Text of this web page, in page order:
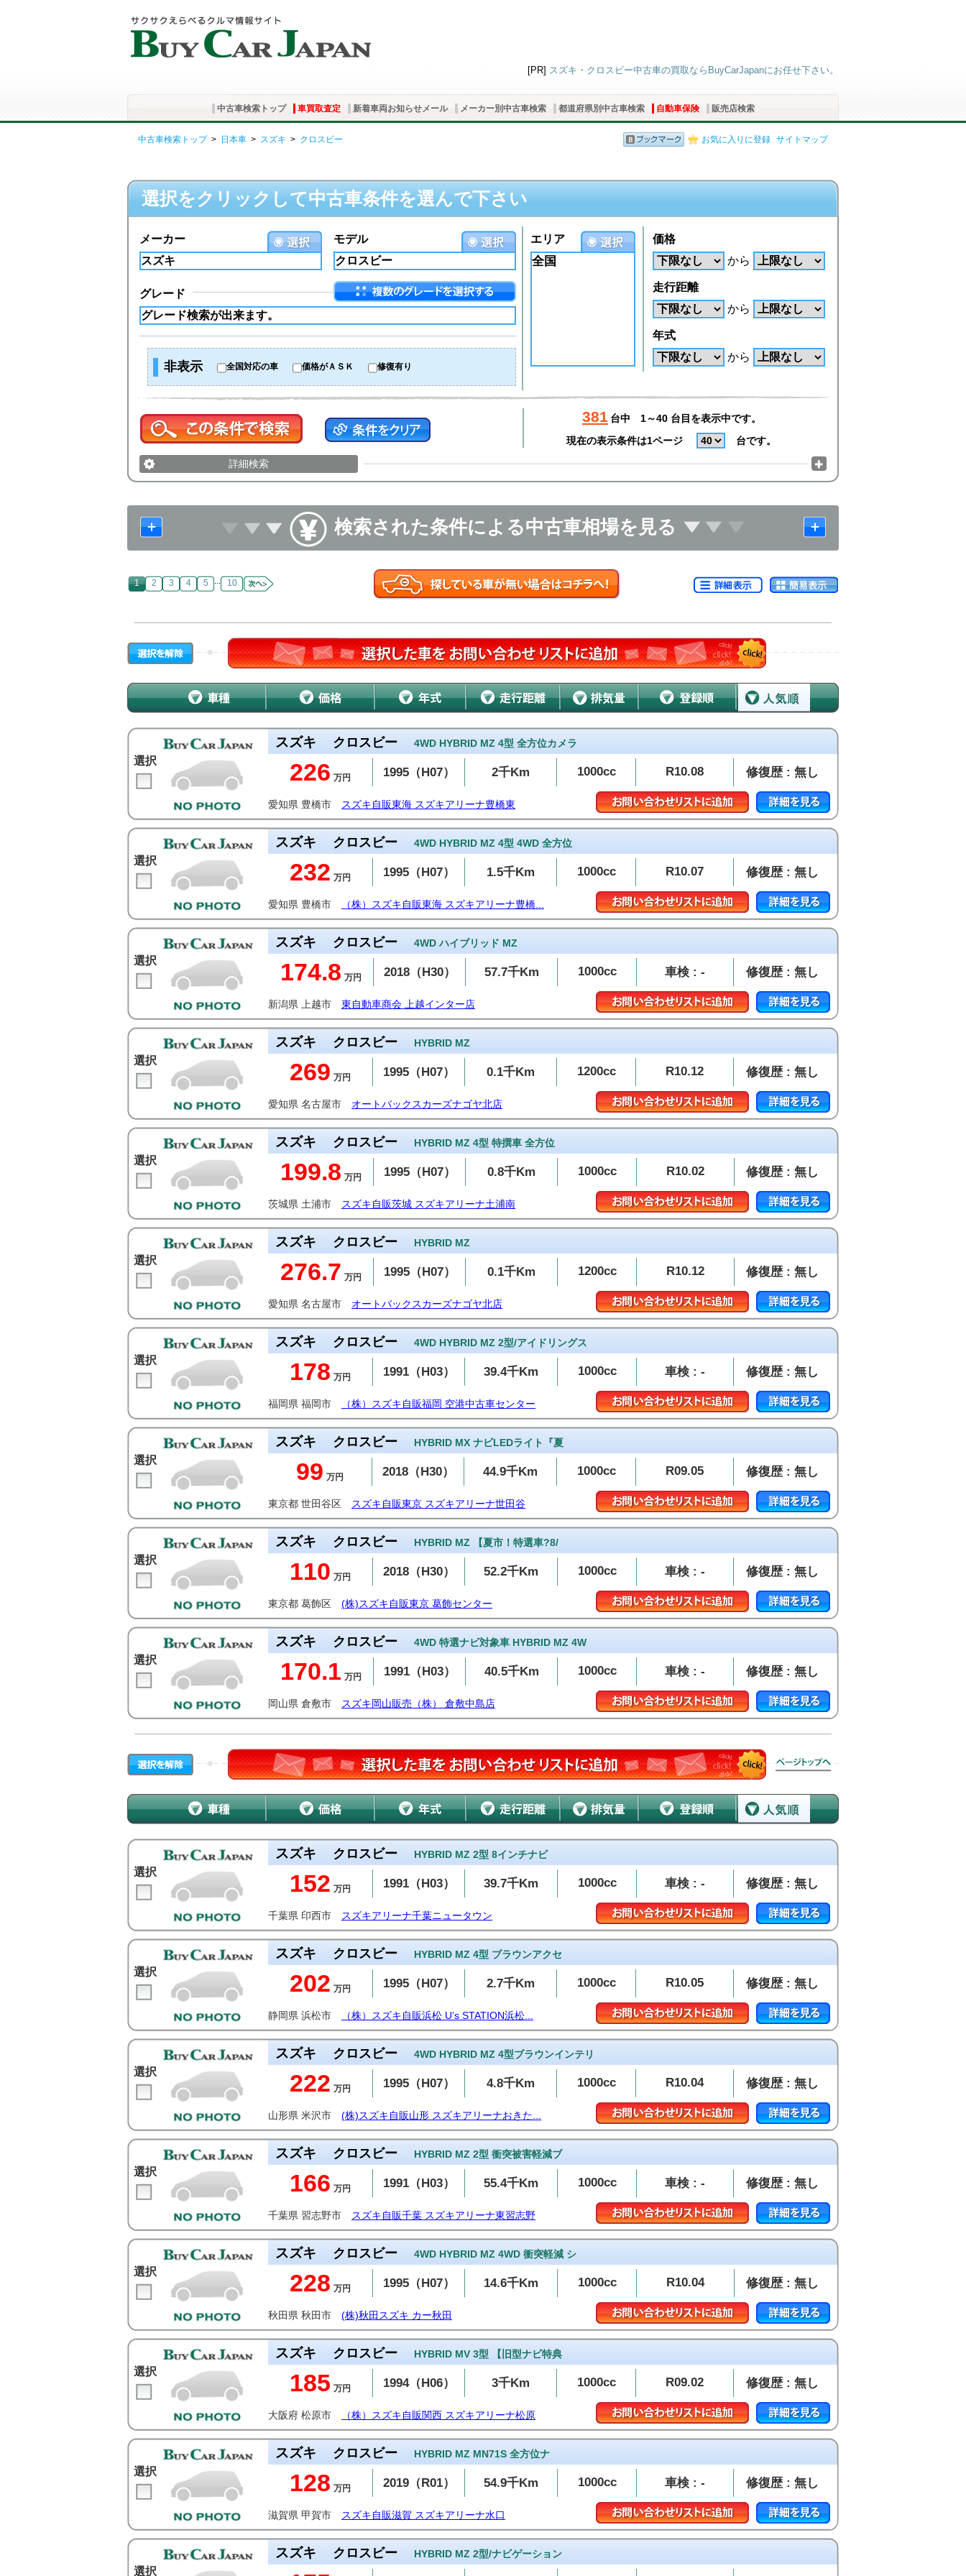
[PR] スズキ・クロスビー中古車の買取ならBuyCarJapanにお任せ下さい。
中古車検索トップ 車買取査定 新着車両お知らせメール メーカー別中古車検索 都道府県別中古車検索 自動車保険 販売店検索
お気に入りに登録 サイトマップ
中古車検索トップ> 日本車 > スズキ > クロスビー
選択をクリックして中古車条件を選んで下さい
モデル
メーカー
グレード
非表示 全国対応の車 価格がＡＳＫ 修復有り
エリア
全国
価格
から
走行距離
から
年式
から
381 台中
1～40 台目を表示中です。
現在の表示条件は1ページ
台です。
詳細検索
検索された条件による中古車相場を見る
1 2 3 4 5 ... 10
選択
スズキ クロスビー 4WD HYBRID MZ 4型 全方位カメラ
226 万円 1995（H07） 2千Km 1000cc R10.08 修復歴 : 無し
愛知県 豊橋市 スズキ自販東海 スズキアリーナ豊橋東
選択
スズキ クロスビー 4WD HYBRID MZ 4型 4WD 全方位
232 万円 1995（H07） 1.5千Km 1000cc R10.07 修復歴 : 無し
愛知県 豊橋市 （株）スズキ自販東海 スズキアリーナ豊橋...
選択
スズキ クロスビー 4WD ハイブリッド MZ
174.8 万円 2018（H30） 57.7千Km 1000cc 車検 : - 修復歴 : 無し
新潟県 上越市 東自動車商会 上越インター店
選択
スズキ クロスビー HYBRID MZ
269 万円 1995（H07） 0.1千Km 1200cc R10.12 修復歴 : 無し
愛知県 名古屋市 オートバックスカーズナゴヤ北店
選択
スズキ クロスビー HYBRID MZ 4型 特撰車 全方位
199.8 万円 1995（H07） 0.8千Km 1000cc R10.02 修復歴 : 無し
茨城県 土浦市 スズキ自販茨城 スズキアリーナ土浦南
選択
スズキ クロスビー HYBRID MZ
276.7 万円 1995（H07） 0.1千Km 1200cc R10.12 修復歴 : 無し
愛知県 名古屋市 オートバックスカーズナゴヤ北店
選択
スズキ クロスビー 4WD HYBRID MZ 2型/アイドリングス
178 万円 1991（H03） 39.4千Km 1000cc 車検 : - 修復歴 : 無し
福岡県 福岡市 （株）スズキ自販福岡 空港中古車センター
選択
スズキ クロスビー HYBRID MX ナビLEDライト『夏
99 万円 2018（H30） 44.9千Km 1000cc R09.05 修復歴 : 無し
東京都 世田谷区 スズキ自販東京 スズキアリーナ世田谷
選択
スズキ クロスビー HYBRID MZ 【夏市！特選車?8/
110 万円 2018（H30） 52.2千Km 1000cc 車検 : - 修復歴 : 無し
東京都 葛飾区 (株)スズキ自販東京 葛飾センター
選択
スズキ クロスビー 4WD 特選ナビ対象車 HYBRID MZ 4W
170.1 万円 1991（H03） 40.5千Km 1000cc 車検 : - 修復歴 : 無し
岡山県 倉敷市 スズキ岡山販売（株） 倉敷中島店
選択
スズキ クロスビー HYBRID MZ 2型 8インチナビ
152 万円 1991（H03） 39.7千Km 1000cc 車検 : - 修復歴 : 無し
千葉県 印西市 スズキアリーナ千葉ニュータウン
選択
スズキ クロスビー HYBRID MZ 4型 ブラウンアクセ
202 万円 1995（H07） 2.7千Km 1000cc R10.05 修復歴 : 無し
静岡県 浜松市 （株）スズキ自販浜松 U’s STATION浜松...
選択
スズキ クロスビー 4WD HYBRID MZ 4型ブラウンインテリ
222 万円 1995（H07） 4.8千Km 1000cc R10.04 修復歴 : 無し
山形県 米沢市 (株)スズキ自販山形 スズキアリーナおきた...
選択
スズキ クロスビー HYBRID MZ 2型 衝突被害軽減ブ
166 万円 1991（H03） 55.4千Km 1000cc 車検 : - 修復歴 : 無し
千葉県 習志野市 スズキ自販千葉 スズキアリーナ東習志野
選択
スズキ クロスビー 4WD HYBRID MZ 4WD 衝突軽減 シ
228 万円 1995（H07） 14.6千Km 1000cc R10.04 修復歴 : 無し
秋田県 秋田市 (株)秋田スズキ カー秋田
選択
スズキ クロスビー HYBRID MV 3型 【旧型ナビ特典
185 万円 1994（H06） 3千Km 1000cc R09.02 修復歴 : 無し
大阪府 松原市 （株）スズキ自販関西 スズキアリーナ松原
選択
スズキ クロスビー HYBRID MZ MN71S 全方位ナ
128 万円 2019（R01） 54.9千Km 1000cc 車検 : - 修復歴 : 無し
滋賀県 甲賀市 スズキ自販滋賀 スズキアリーナ水口
選択
スズキ クロスビー HYBRID MZ 2型/ナビゲーション